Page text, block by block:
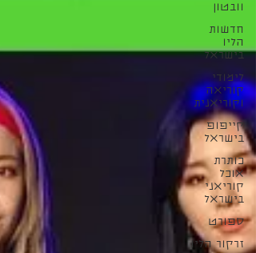
וובטון
חדשות
הליו
בישראל
לימודי
קוריאה
וקוריאנית
קייפופ
בישראל
כותרת
אוכל
קוריאני
בישראל
ספורט
זרקור הליו